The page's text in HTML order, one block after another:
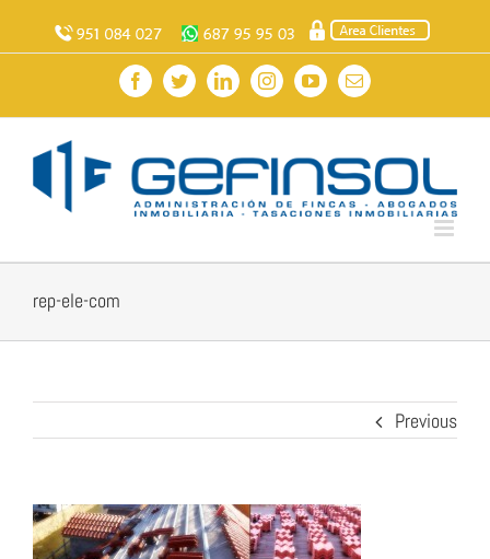
to
FacebookTwitterLinkedInInstagramYouTubeEmail
rep-ele-com
Previous